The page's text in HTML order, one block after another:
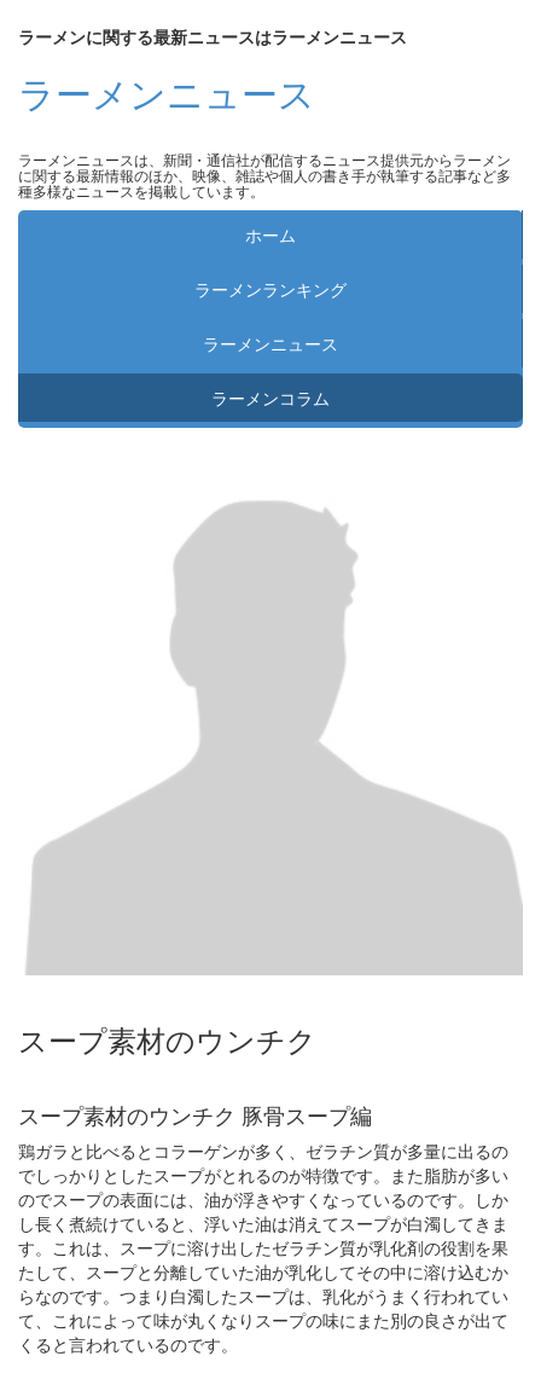
ラーメンに関する最新ニュースはラーメンニュース
ラーメンニュース
ラーメンニュースは、新聞・通信社が配信するニュース提供元からラーメン
に関する最新情報のほか、映像、雑誌や個人の書き手が執筆する記事など多
種多様なニュースを掲載しています。
ホーム
ラーメンランキング
ラーメンニュース
ラーメンコラム
スープ素材のウンチク
スープ素材のウンチク 豚骨スープ編
鶏ガラと比べるとコラーゲンが多く、ゼラチン質が多量に出るの
でしっかりとしたスープがとれるのが特徴です。また脂肪が多い
のでスープの表面には、油が浮きやすくなっているのです。しか
し長く煮続けていると、浮いた油は消えてスープが白濁してきま
す。これは、スープに溶け出したゼラチン質が乳化剤の役割を果
たして、スープと分離していた油が乳化してその中に溶け込むか
らなのです。つまり白濁したスープは、乳化がうまく行われてい
て、これによって味が丸くなりスープの味にまた別の良さが出て
くると言われているのです。